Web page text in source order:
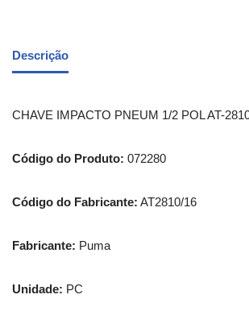
Descrição
CHAVE IMPACTO PNEUM 1/2 POL AT-
Código do Produto: 072280
Código do Fabricante: AT2810/16
Fabricante: Puma
Unidade: PC